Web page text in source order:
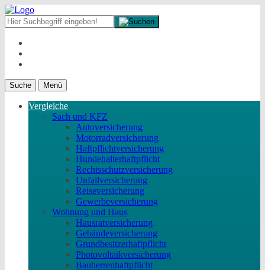
Suche Menü
Vergleiche
Sach und KFZ
Autoversicherung
Motorradversicherung
Haftpflichtversicherung
Hundehalterhaftpflicht
Rechtsschutzversicherung
Unfallversicherung
Reiseversicherung
Gewerbeversicherung
Wohnung und Haus
Hausratversicherung
Gebäudeversicherung
Grundbesitzerhaftpflicht
Photovoltaikversicherung
Bauherrenhaftpflicht